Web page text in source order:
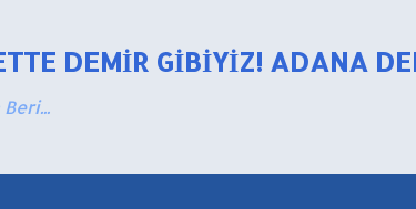
DEMIR GIBIYIZ! ADANA